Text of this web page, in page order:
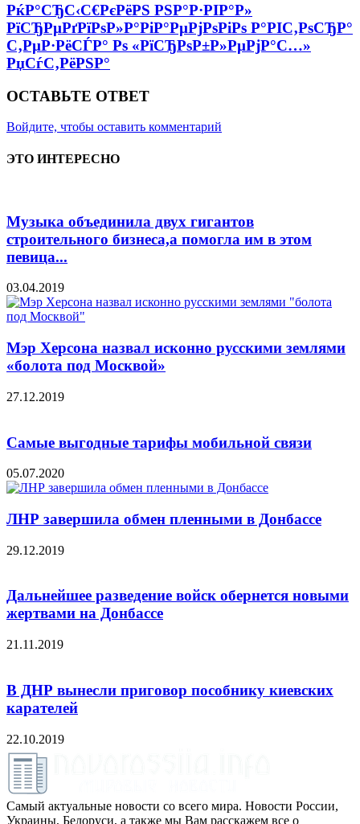
РќР°СЂС‹С€РєРёРЅ РЅР°Р·РІР°Р»
РїСЂРµРґРїРѕР»Р°РіР°РµРјРѕРіРѕ Р°РІС‚РѕСЂР°
С‚РµР·РёСЃР° Рѕ «РїСЂРѕР±Р»РµРјР°С…»
РџСѓС‚РёРЅР°
ОСТАВЬТЕ ОТВЕТ
Войдите, чтобы оставить комментарий
ЭТО ИНТЕРЕСНО
Музыка объединила двух гигантов
строительного бизнеса,а помогла им в этом
певица...
03.04.2019
Мэр Херсона назвал исконно русскими землями
«болота под Москвой»
27.12.2019
Самые выгодные тарифы мобильной связи
05.07.2020
ЛНР завершила обмен пленными в Донбассе
29.12.2019
Дальнейшее разведение войск обернется новыми
жертвами на Донбассе
21.11.2019
В ДНР вынесли приговор пособнику киевских
карателей
22.10.2019
Самый актуальные новости со всего мира. Новости России,
Украины, Белоруси, а также мы Вам расскажем все о